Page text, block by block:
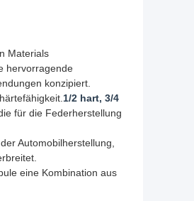
Materials
hervorragende
konzipiert.
1/2 hart, 3/4
für die Federherstellung
Automobilherstellung,
eine Kombination aus